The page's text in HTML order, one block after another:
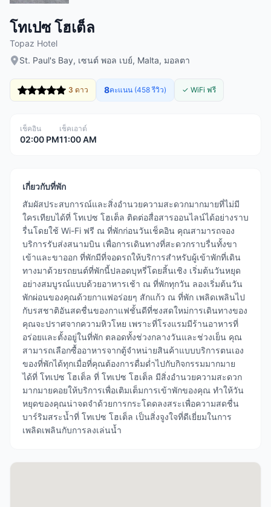
โทเปซ โฮเต็ล
Topaz Hotel
St. Paul's Bay, เซนต์ พอล เบย์, Malta, มอลตา
3 ดาว 8คะแนน (458 รีวิว) ✓ WiFi ฟรี
เช็คอิน
02:00 PM
เช็คเอาต์
11:00 AM
เกี่ยวกับที่พัก
สัมผัสประสบการณ์และสิ่งอำนวยความสะดวกมากมายที่ไม่มี
ใครเทียบได้ที่ โทเปซ โฮเต็ล ติดต่อสื่อสารออนไลน์ได้อย่างราบ
รื่นโดยใช้ Wi-Fi ฟรี ณ ที่พักก่อนวันเช็คอิน คุณสามารถจอง
บริการรับส่งสนามบิน เพื่อการเดินทางที่สะดวกราบรื่นทั้งขา
เข้าและขาออก ที่พักมีที่จอดรถให้บริการสำหรับผู้เข้าพักที่เดิน
ทางมาด้วยรถยนต์ที่พักนี้ปลอดบุหรี่โดยสิ้นเชิง เริ่มต้นวันหยุด
อย่างสมบูรณ์แบบด้วยอาหารเช้า ณ ที่พักทุกวัน ลองเริ่มต้นวัน
พักผ่อนของคุณด้วยกาแฟอร่อยๆ สักแก้ว ณ ที่พัก เพลิดเพลินไป
กับรสชาติอันสดชื่นของกาแฟชั้นดีที่ชงสดใหม่การเดินทางของ
คุณจะปราศจากความหิวโหย เพราะที่โรงแรมมีร้านอาหารที่
อร่อยและตั้งอยู่ในที่พัก ตลอดทั้งช่วงกลางวันและช่วงเย็น คุณ
สามารถเลือกซื้ออาหารจากตู้จำหน่ายสินค้าแบบบริการตนเอง
ของที่พักได้ทุกเมื่อที่คุณต้องการดื่มด่ำไปกับกิจกรรมมากมาย
ได้ที่ โทเปซ โฮเต็ล ที่ โทเปซ โฮเต็ล มีสิ่งอำนวยความสะดวก
มากมายคอยให้บริการเพื่อเติมเต็มการเข้าพักของคุณ ทำให้วัน
หยุดของคุณน่าจดจำด้วยการกระโดดลงสระเพื่อความสดชื่น
บาร์ริมสระน้ำที่ โทเปซ โฮเต็ล เป็นสิ่งจูงใจที่ดีเยี่ยมในการ
เพลิดเพลินกับการลงเล่นน้ำ